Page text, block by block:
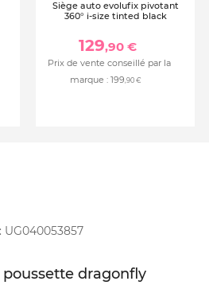
Siège auto evolufix pivotant
360° i-size tinted black
129,90 €
Prix de vente conseillé par la
marque : 199,90 €
UG040053857
dragonfly